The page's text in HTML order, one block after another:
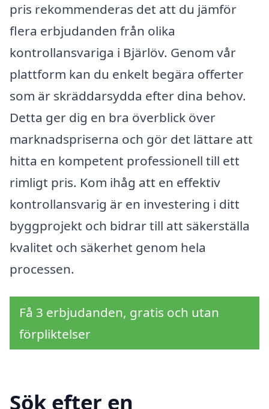
pris rekommenderas det att du jämför
flera erbjudanden från olika
kontrollansvariga i Bjärlöv. Genom vår
plattform kan du enkelt begära offerter
som är skräddarsydda efter dina behov.
Detta ger dig en bra överblick över
marknadspriserna och gör det lättare att
hitta en kompetent professionell till ett
rimligt pris. Kom ihåg att en effektiv
kontrollansvarig är en investering i ditt
byggprojekt och bidrar till att säkerställa
kvalitet och säkerhet genom hela
processen.
Få 3 erbjudanden, gratis och utan
förpliktelser
Sök efter en